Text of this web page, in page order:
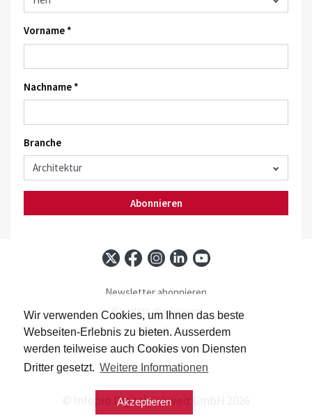
Wir verwenden Cookies, um Ihnen das beste
Webseiten-Erlebnis zu bieten. Ausserdem
werden teilweise auch Cookies von Diensten
Dritter gesetzt. Weitere Informationen
Akzeptieren
Vorname *
Nachname *
Branche
Abonnieren
Newsletter abonnieren
Baublatt abonnieren
Kontakt
Impressum
Datenschutz
© Infopro Digital Schweiz GmbH 2026